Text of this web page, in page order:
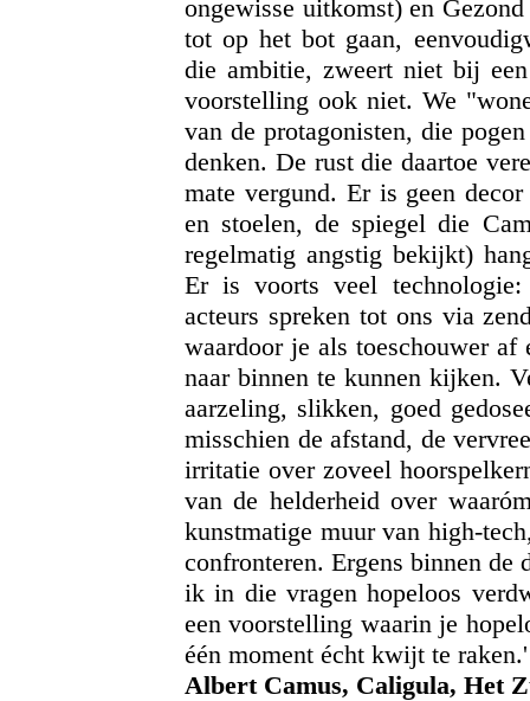
ongewisse uitkomst) en
tot op het bot gaan,
die ambitie, zweert niet bij
voorstelling ook niet. We
van de protagonisten, die
denken. De rust die daartoe
mate vergund. Er is geen
en stoelen, de spiegel die
regelmatig angstig bekijkt)
Er is voorts veel technologie:
acteurs spreken tot ons via
waardoor je als toeschouwer
naar binnen te kunnen kijken.
aarzeling, slikken, goed
misschien de afstand, de
irritatie over zoveel
van de helderheid over
kunstmatige muur van high-
confronteren. Ergens binnen de
ik in die vragen hopeloos
een voorstelling waarin je
één moment écht kwijt te raken.'
Albert Camus, Caligula, Het